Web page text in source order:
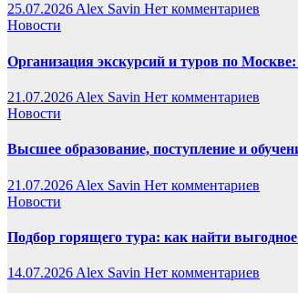
25.07.2026Alex Savin Нет комментариев
Новости
Организация экскурсий и туров по
21.07.2026 Alex Savin Нет комментариев
Новости
Высшее образование, поступление и
21.07.2026 Alex Savin Нет комментариев
Новости
Подбор горящего тура: как найти
14.07.2026 Alex Savin Нет комментариев